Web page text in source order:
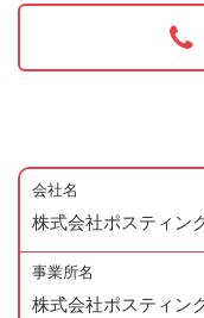
会社名
株式会社ポスティン
事業所名
株式会社ポスティン